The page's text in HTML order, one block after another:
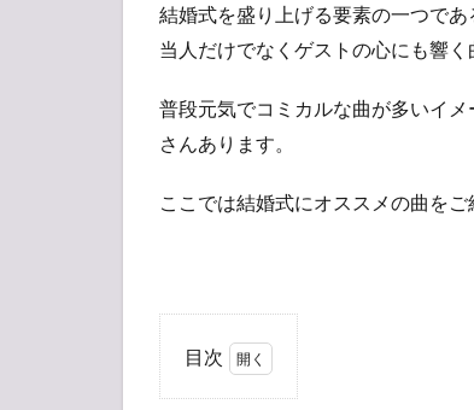
結婚式を盛り上げる要素の一つであ
当人だけでなくゲストの心にも響く
普段元気でコミカルな曲が多いイ
さんあります。
ここでは結婚式にオススメの曲をご
目次